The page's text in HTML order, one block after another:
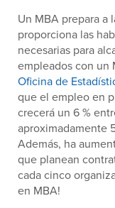
Un MBA prepara a
proporciona las
necesarias para
empleados con un
Oficina de
que el empleo en
crecerá un 6 %
aproximadamente
Además, ha
que planean
cada cinco
en MBA!